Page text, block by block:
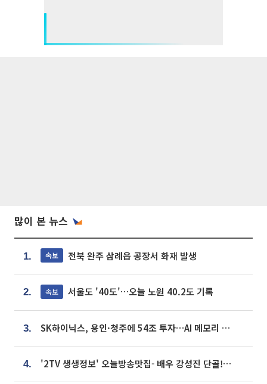
많이 본 뉴스
1. 속보 전북 완주 삼례읍 공장서 화재 발생
2. 속보 서울도 '40도'…오늘 노원 40.2도 기록
3. SK하이닉스, 용인·청주에 54조 투자…AI 메모리 생산기지 키운다
4. '2TV 생생정보' 오늘방송맛집- 배우 강성진 단골! 쌀국수ㆍ푸팟퐁 커리 맛집 '블○○○'